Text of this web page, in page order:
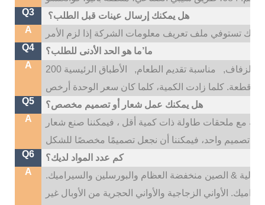
Q3
هل يمكنك إرسال عينات قبل الطلب؟
A
Q4
ما’ما هو الحد الأدنى للطلب؟
A
الزفاف, مناسبة تقديم الطعام, الأطباق الرئيسية 200
Q5
هل يمكنك عمل شعار أو تصميم مخصص؟
A
إذا كانت اللوحات الرئيسية أكثر من 500 قطعة مع ملحقات طاولة ذات كمية أقل ، فيمكننا صنع شعار
Q6
كم عدد المواد لديك؟
A
عالية & الصين منخفضة العظام والبورسلين والسيراميك.
الأواني الزجاجية والأواني الحجرية من الأوبال غير